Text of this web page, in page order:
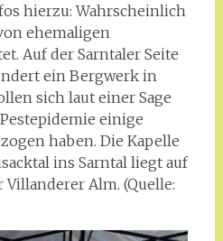
hierzu: Wahrscheinlich
ehemaligen
Auf der Sarntaler Seite
ein Bergwerk in
sich laut einer Sage
einige
haben. Die Kapelle
ins Sarntal liegt auf
Alm. (Quelle: